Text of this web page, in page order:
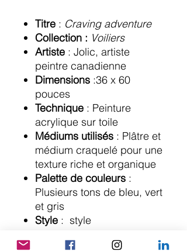
Titre : Craving adventure
Collection : Voiliers
Artiste : Jolic, artiste
peintre canadienne
Dimensions :36 x 60
pouces
Technique : Peinture
acrylique sur toile
Médiums utilisés : Plâtre et
médium craquelé pour une
texture riche et organique
Palette de couleurs :
Plusieurs tons de bleu, vert
et gris
Style : style
contemporain, avec une